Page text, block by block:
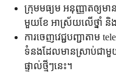
ក្រុមមធ្យម អនុញ្ញាតឲ្យម
មួយខែ អាស្រ័យលើថ្នាំ និង
ការចេញវេជ្ជបញ្ជាតាម
ទំនងដែលមានស្រាប់ជាមួ
ផ្ទាល់ថ្មីៗនេះ។